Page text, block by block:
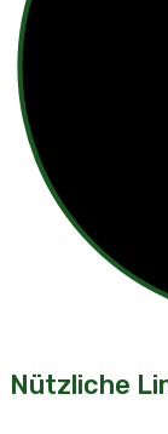
Nützliche